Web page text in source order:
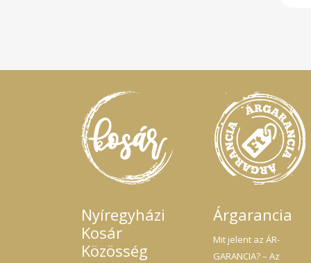
1-
Nyíregyházi
Kosár
Közösség
Árgarancia
Mit jelent az ÁR-
GARANCIA? – Az